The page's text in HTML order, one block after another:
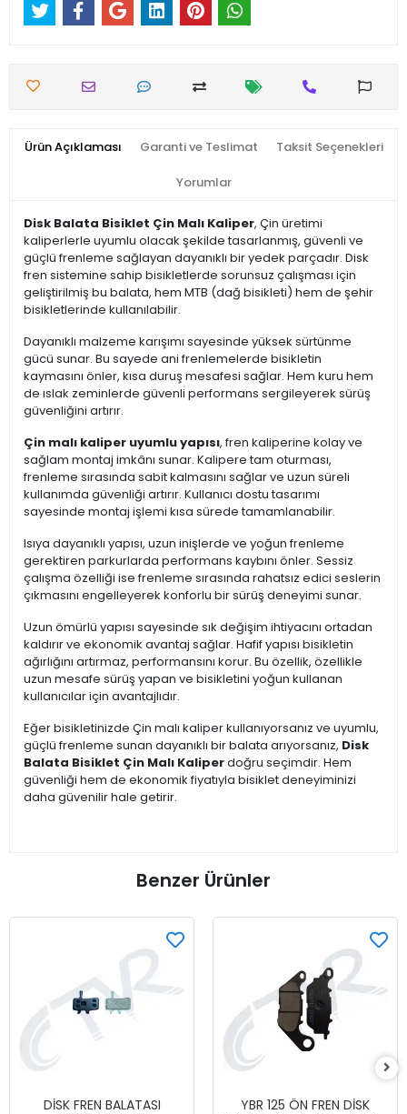
Ürün Açıklaması Garanti ve Teslimat Taksit Seçenekleri
Yorumlar
Disk Balata Bisiklet Çin Malı Kaliper, Çin üretimi
kaliperlerle uyumlu olacak şekilde tasarlanmış, güvenli ve
güçlü frenleme sağlayan dayanıklı bir yedek parçadır. Disk
fren sistemine sahip bisikletlerde sorunsuz çalışması için
geliştirilmiş bu balata, hem MTB (dağ bisikleti) hem de şehir
bisikletlerinde kullanılabilir.
Dayanıklı malzeme karışımı sayesinde yüksek sürtünme
gücü sunar. Bu sayede ani frenlemelerde bisikletin
kaymasını önler, kısa duruş mesafesi sağlar. Hem kuru hem
de ıslak zeminlerde güvenli performans sergileyerek sürüş
güvenliğini artırır.
Çin malı kaliper uyumlu yapısı, fren kaliperine kolay ve
sağlam montaj imkânı sunar. Kalipere tam oturması,
frenleme sırasında sabit kalmasını sağlar ve uzun süreli
kullanımda güvenliği artırır. Kullanıcı dostu tasarımı
sayesinde montaj işlemi kısa sürede tamamlanabilir.
Isıya dayanıklı yapısı, uzun inişlerde ve yoğun frenleme
gerektiren parkurlarda performans kaybını önler. Sessiz
çalışma özelliği ise frenleme sırasında rahatsız edici seslerin
çıkmasını engelleyerek konforlu bir sürüş deneyimi sunar.
Uzun ömürlü yapısı sayesinde sık değişim ihtiyacını ortadan
kaldırır ve ekonomik avantaj sağlar. Hafif yapısı bisikletin
ağırlığını artırmaz, performansını korur. Bu özellik, özellikle
uzun mesafe sürüş yapan ve bisikletini yoğun kullanan
kullanıcılar için avantajlıdır.
Eğer bisikletinizde Çin malı kaliper kullanıyorsanız ve uyumlu,
güçlü frenleme sunan dayanıklı bir balata arıyorsanız, Disk
Balata Bisiklet Çin Malı Kaliperdoğru seçimdir. Hem
güvenliği hem de ekonomik fiyatıyla bisiklet deneyiminizi
daha güvenilir hale getirir.
Benzer Ürünler
DİSK FREN BALATASI
YBR 125 ÖN FREN DİSK